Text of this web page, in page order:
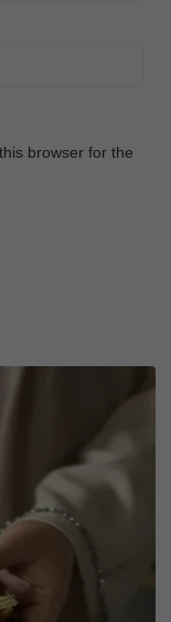
browser for the